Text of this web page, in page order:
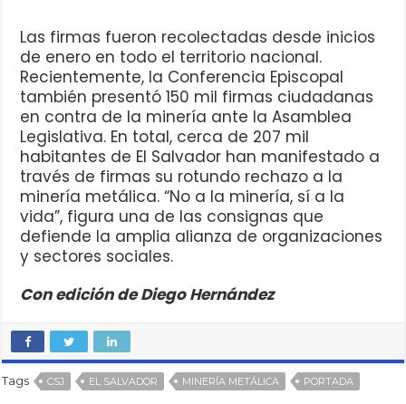
Las firmas fueron recolectadas desde inicios
de enero en todo el territorio nacional.
Recientemente, la Conferencia Episcopal
también presentó 150 mil firmas ciudadanas
en contra de la minería ante la Asamblea
Legislativa. En total, cerca de 207 mil
habitantes de El Salvador han manifestado a
través de firmas su rotundo rechazo a la
minería metálica. “No a la minería, sí a la
vida”, figura una de las consignas que
defiende la amplia alianza de organizaciones
y sectores sociales.
Con edición de Diego Hernández
Tags CSJ EL SALVADOR MINERÍA METÁLICA PORTADA